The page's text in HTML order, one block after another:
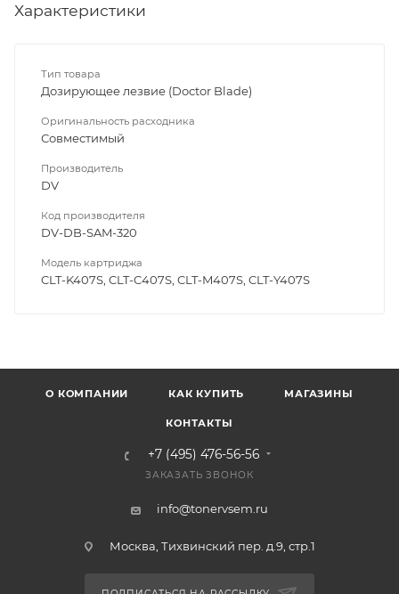
Характеристики
Тип товара
Дозирующее лезвие (Doctor Blade)
Оригинальность расходника
Совместимый
Производитель
DV
Код производителя
DV-DB-SAM-320
Модель картриджа
CLT-K407S, CLT-C407S, CLT-M407S, CLT-Y407S
О КОМПАНИИ КАК КУПИТЬ МАГАЗИНЫ
КОНТАКТЫ
+7 (495) 476-56-56
ЗАКАЗАТЬ ЗВОНОК
info@tonervsem.ru
Москва, Тихвинский пер. д.9, стр.1